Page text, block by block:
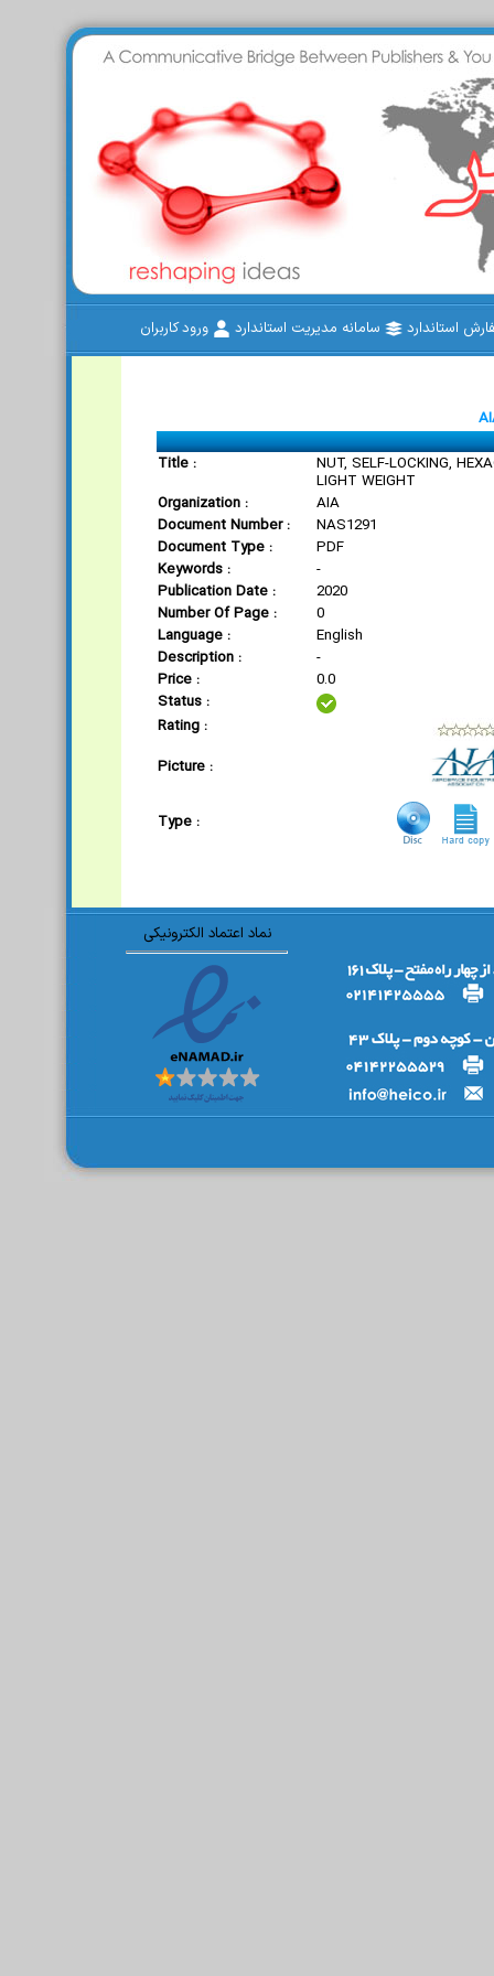
استاندارد سامانه مدیریت استاندارد ورود کاربران
Title :
NUT, SELF-LOCKING,
LIGHT WEIGHT
Organization :
AIA
Document Number :
NAS1291
Document Type :
PDF
Keywords :
-
Publication Date :
2020
Number Of Page :
0
Language :
English
Description :
-
Price :
0.0
Status :
Rating :
Picture :
Type :
نماد اعتماد الکترونیکی